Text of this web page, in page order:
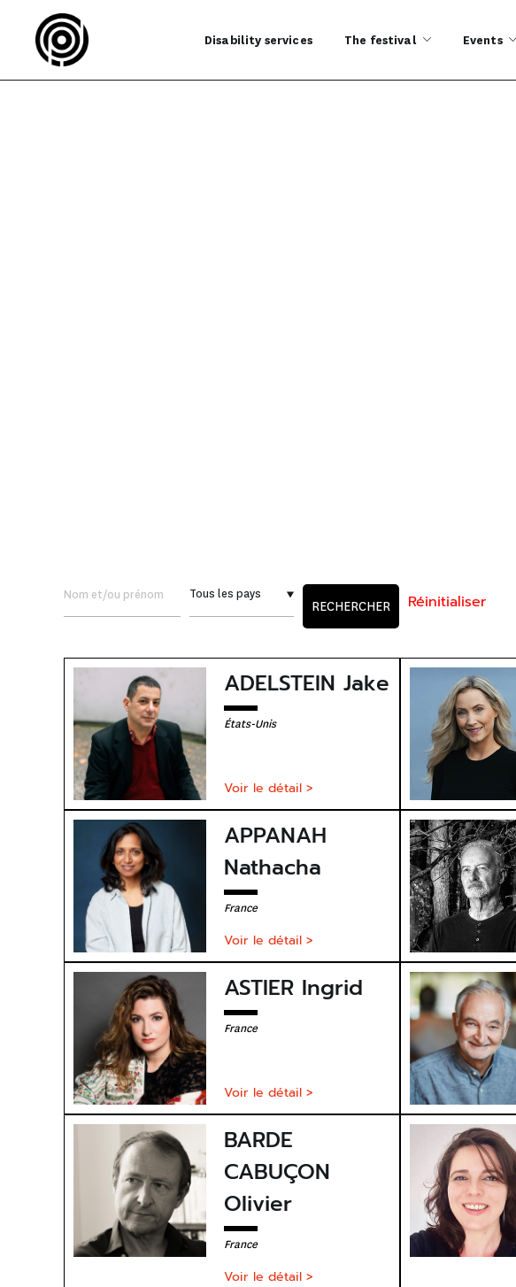
Disability services The festival Events
RECHERCHER Réinitialiser
ADELSTEIN Jake
États-Unis
Voir le détail >
APPANAH
Nathacha
France
Voir le détail >
ASTIER Ingrid
France
Voir le détail >
BARDE
CABUÇON
Olivier
France
Voir le détail >